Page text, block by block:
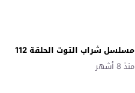
مسلسل شراب التوت الحلقة 112
منذ 8 أشهر